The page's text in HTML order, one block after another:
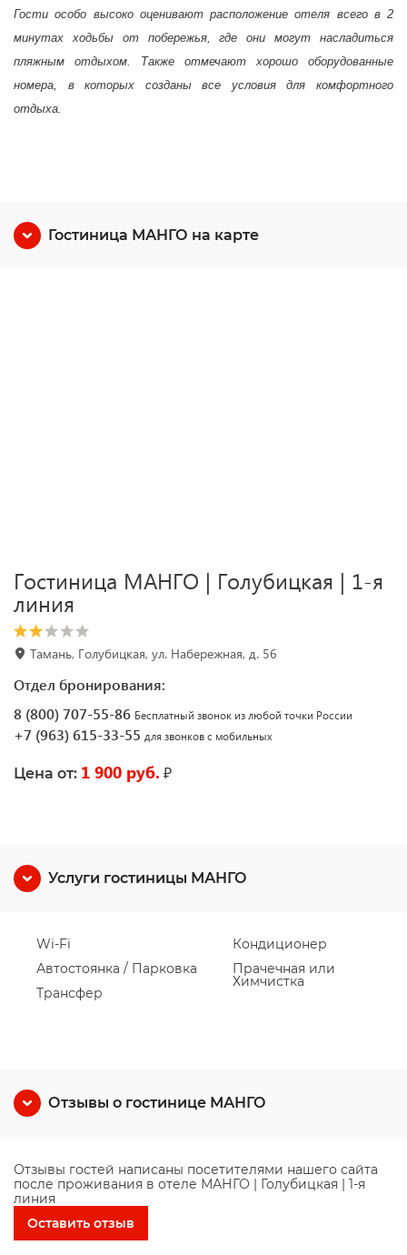
Гости особо высоко оценивают расположение отеля всего в 2
минутах ходьбы от побережья, где они могут насладиться
пляжным отдыхом. Также отмечают хорошо оборудованные
номера, в которых созданы все условия для комфортного
отдыха.
Гостиница МАНГО на карте
Гостиница МАНГО | Голубицкая | 1-я
линия
Тамань, Голубицкая, ул. Набережная, д. 56
Отдел бронирования:
8 (800) 707-55-86 Бесплатный звонок из любой точки России
+7 (963) 615-33-55 для звонков с мобильных
Цена от: 1 900 руб. ₽
Услуги гостиницы МАНГО
Wi-Fi
Автостоянка / Парковка
Трансфер
Кондиционер
Прачечная или
Химчистка
Отзывы о гостинице МАНГО
Отзывы гостей написаны посетителями нашего сайта
после проживания в отеле МАНГО | Голубицкая | 1-я
линия
Оставить отзыв